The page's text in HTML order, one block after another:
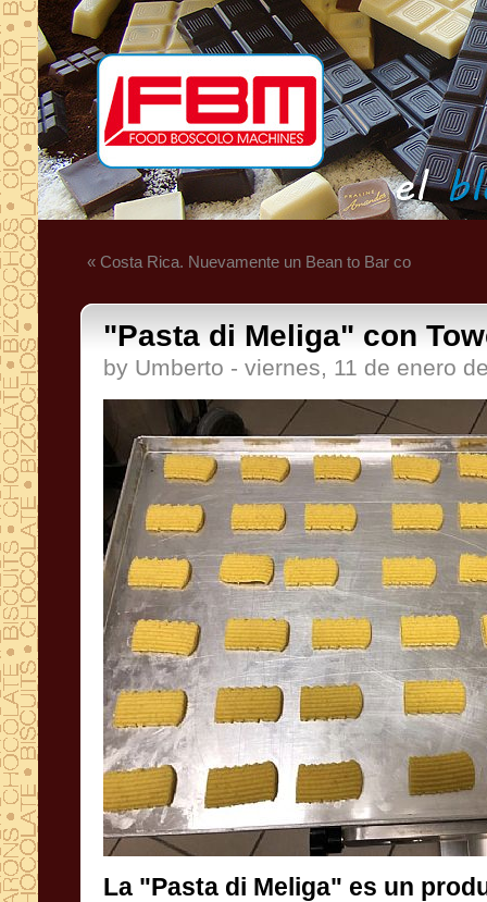
« Costa Rica. Nuevamente un Bean to Bar co
"Pasta di Meliga" con
by Umberto - viernes, 11 de enero
La "Pasta di Meliga" es un
piamontés con el que no siempre es
Pero Tower Drop con su sistema